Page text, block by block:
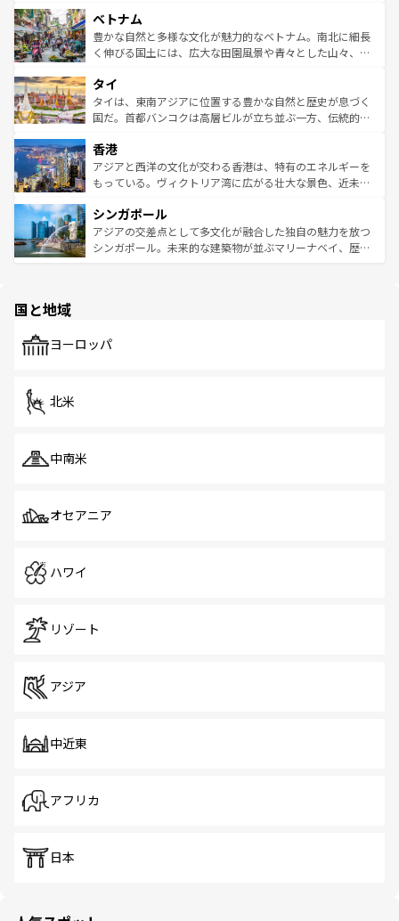
参照してほしい。
容にもいいと評判のスイーツなど、バラエティ豊かな料理
が味わえる。 なお、新着の台湾情報は コンテンツ一覧を参
照してほしい。
き、地方に足を延ばせば四季折々の自然美を楽しむことが
できる。そして、キムチや焼肉、絶品のストリートフード
まで、さまざまな韓国料理が待っている。夜には、韓国な
リティに包まれながら、韓国の多彩な魅力を心ゆくまで味
わってみてほしい。 なお、新着の韓国情報はコンテンツ一
覧を参照してほしい。
ベトナム
豊かな自然と多様な文化が魅力的なベトナム。南北に細長
く伸びる国土には、広大な田園風景や青々とした山々、世
急速な発展と共に伝統が息づく。ハノイの古い町並みやホ
ーチミン市のフランス統治時代の建物も、独特の雰囲気を
醸し出している。また、バラエティの豊かさとおいしさで
とつ。フォーやバインミー、ベトナムコーヒーなどは、ぜ
ひ現地で味わいたい。どの地域を訪れてもあたたかい人々
が旅行者を迎えてくれるので、きっと忘れられない旅にな
参照してほしい。
タイ
タイは、東南アジアに位置する豊かな自然と歴史が息づく
国だ。首都バンコクは高層ビルが立ち並ぶ一方、伝統的な
の活気が交差している。北部ではチェンマイなどの山岳地
帯で自然と触れ合い、南部ではプーケットやクラビの美し
いビーチでリゾート気分を楽しむことができる。タイ料理
激する。気候は一年中温暖で、どの季節にも異なる楽しみ
が待っている。親しみやすいタイの人々、仏教を中心とし
た文化、そして多様な観光資源が、訪れる旅人を魅了し続
香港
アジアと西洋の文化が交わる香港は、特有のエネルギーを
もっている。ヴィクトリア湾に広がる壮大な景色、近未来
み、どこを訪れても感動するはず。観光スポットが密集し
ており、効率よく見どころを回れるのも魅力。息をのむよ
うな絶景から文化的な体験まで、香港を存分に楽しみ尽く
シンガポール
アジアの交差点として多文化が融合した独自の魅力を放つ
シンガポール。未来的な建築物が並ぶマリーナベイ、歴史
で、ホーカーズは地元の風情を楽しめる外せないスポット
国と地域
ヨーロッパ
北米
中南米
オセアニア
ハワイ
リゾート
アジア
中近東
アフリカ
日本